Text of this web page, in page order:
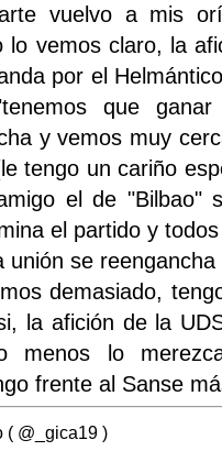
vuelvo a mis
lo vemos claro, la
por el
que
y vemos muy
tengo un cariño
el de
el partido y
unión se
demasiado,
la afición de la
menos lo
frente al Sanse
( @_gica19 )